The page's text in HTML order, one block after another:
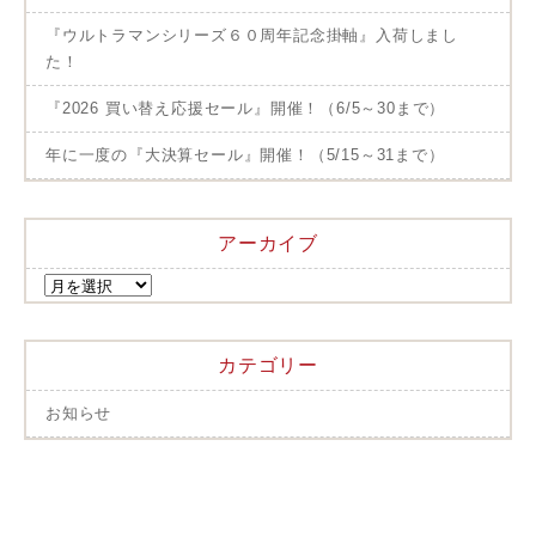
『ウルトラマンシリーズ６０周年記念掛軸』入荷しまし
た！
『2026 買い替え応援セール』開催！（6/5～30まで）
年に一度の『大決算セール』開催！（5/15～31まで）
アーカイブ
カテゴリー
お知らせ